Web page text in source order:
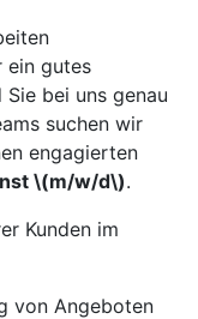
ein gutes
bei uns genau
suchen wir
engagierten
\(m/w/d\).
Kunden im
von Angeboten